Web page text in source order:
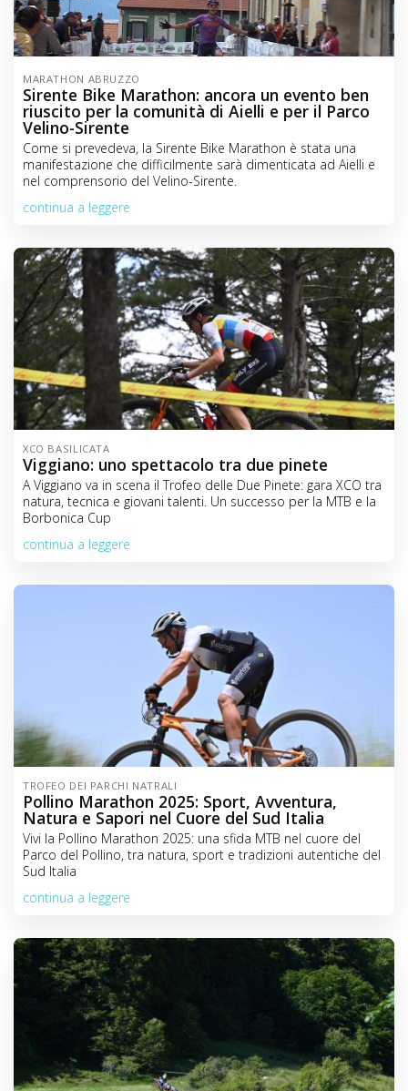
MARATHON ABRUZZO
Sirente Bike Marathon: ancora un evento ben
riuscito per la comunità di Aielli e per il Parco
Velino-Sirente
Come si prevedeva, la Sirente Bike Marathon è stata una
manifestazione che difficilmente sarà dimenticata ad Aielli e
nel comprensorio del Velino-Sirente.
continua a leggere
XCO BASILICATA
Viggiano: uno spettacolo tra due pinete
A Viggiano va in scena il Trofeo delle Due Pinete: gara XCO tra
natura, tecnica e giovani talenti. Un successo per la MTB e la
Borbonica Cup
continua a leggere
TROFEO DEI PARCHI NATRALI
Pollino Marathon 2025: Sport, Avventura,
Natura e Sapori nel Cuore del Sud Italia
Vivi la Pollino Marathon 2025: una sfida MTB nel cuore del
Parco del Pollino, tra natura, sport e tradizioni autentiche del
Sud Italia
continua a leggere